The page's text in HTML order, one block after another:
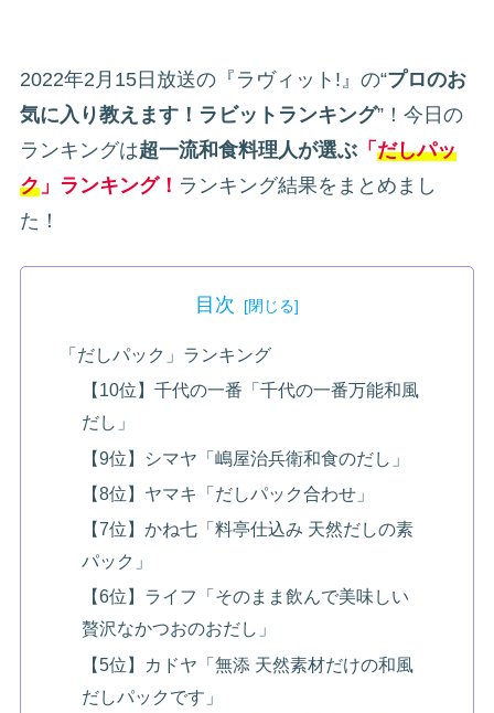
2022年2月15日放送の『ラヴィット!』の“プロのお
気に入り教えます！ラビットランキング”！今日の
ランキングは超一流和食料理人が選ぶ 「 だしパッ
ク 」ランキング！ ランキング結果をまとめまし
た！
目次
「だしパック」ランキング
【10位】千代の一番「千代の一番万能和風
だし」
【9位】シマヤ「嶋屋治兵衛和食のだし」
【8位】ヤマキ「だしパック合わせ」
【7位】かね七「料亭仕込み 天然だしの素
パック」
【6位】ライフ「そのまま飲んで美味しい
贅沢なかつおのおだし」
【5位】カドヤ「無添 天然素材だけの和風
だしパックです」